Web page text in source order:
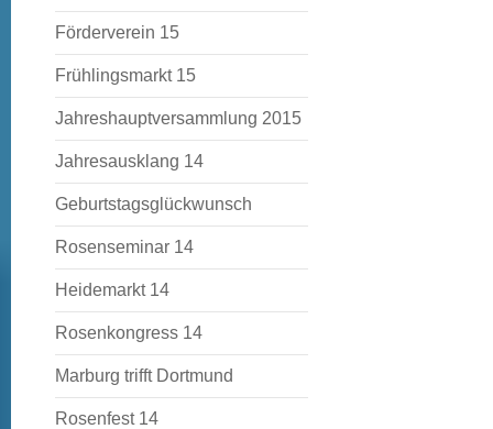
Förderverein 15
Frühlingsmarkt 15
Jahreshauptversammlung 2015
Jahresausklang 14
Geburtstagsglückwunsch
Rosenseminar 14
Heidemarkt 14
Rosenkongress 14
Marburg trifft Dortmund
Rosenfest 14